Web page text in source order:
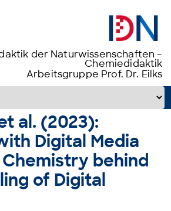
der Naturwissenschaften –
Chemiedidaktik
Arbeitsgruppe Prof. Dr. Eilks
al. (2023):
Digital Media
behind
of Digital